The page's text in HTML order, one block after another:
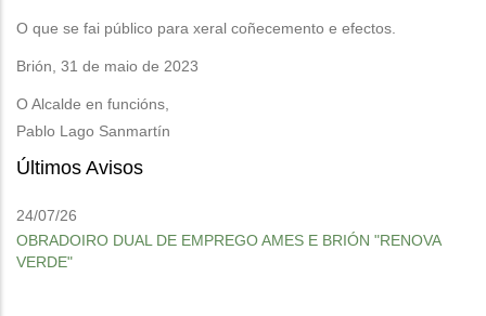
O que se fai público para xeral coñecemento e efectos.
Brión, 31 de maio de 2023
O Alcalde en funcións,
Pablo Lago Sanmartín
Últimos Avisos
24/07/26
OBRADOIRO DUAL DE EMPREGO AMES E BRIÓN "RENOVA
VERDE"